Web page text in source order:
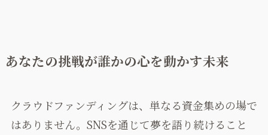
あなたの挑戦が誰かの心を動かす未来
クラウドファンディングは、単なる資金集めの場で
はありません。SNSを通じて夢を語り続けること